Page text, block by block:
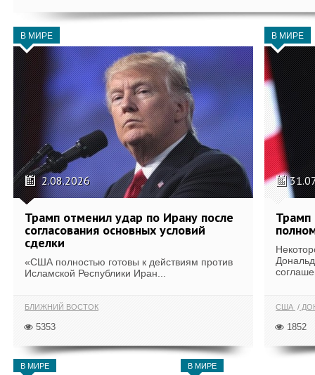
В МИРЕ
2.08.2026
Трамп отменил удар по Ирану после
согласования основных условий
сделки
«США полностью готовы к действиям против
Исламской Республики Иран...
БЛИЖНИЙ ВОСТОК
5353
В МИРЕ
Трамп
США
1852
В МИРЕ В МИРЕ